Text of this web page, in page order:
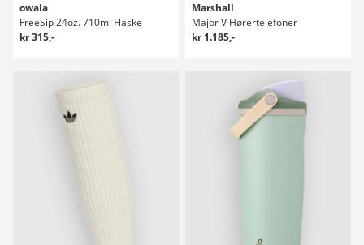
owala
FreeSip 24oz. 710ml Flaske
kr 315,-
Marshall
Major V Hørertelefoner
kr 1.185,-